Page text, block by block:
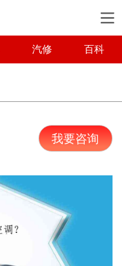
汽修 百科
我要咨询